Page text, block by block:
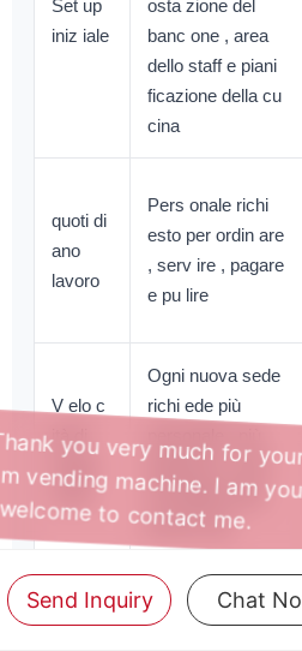
Send Inquiry Chat
Set up
iniz iale
osta zione del
banc one , area
dello staff e piani
ficazione della cu
cina
quoti di
ano
lavoro
Pers onale richi
esto per ordin are
, serv ire , pagare
e pu lire
V elo c
ità di
espan
Ogni nuova sede
richi ede più
gestione e costi
di installa zione
più ele vati
Sp esso dip ende
Hi, Thank you very much for
cream vending machine. I
and welcome to contact me.